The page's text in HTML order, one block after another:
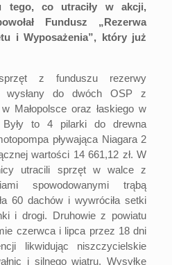
tego, co utraciły w akcji,
Fundusz „Rezerwa
i Wyposażenia”, który już
z funduszu rezerwy
wysłany do dwóch OSP z
Małopolsce oraz łaskiego w
Były to 4 pilarki do drewna
pływająca Niagara 2
wartości 14 661,12 zł. W
utracili sprzęt w walce z
spowodowanymi trąbą
60 dachów i wywróciła setki
i drogi. Druhowie z powiatu
czerwca i lipca przez 18 dni
likwidując niszczycielskie
i silnego wiatru. Wysyłkę